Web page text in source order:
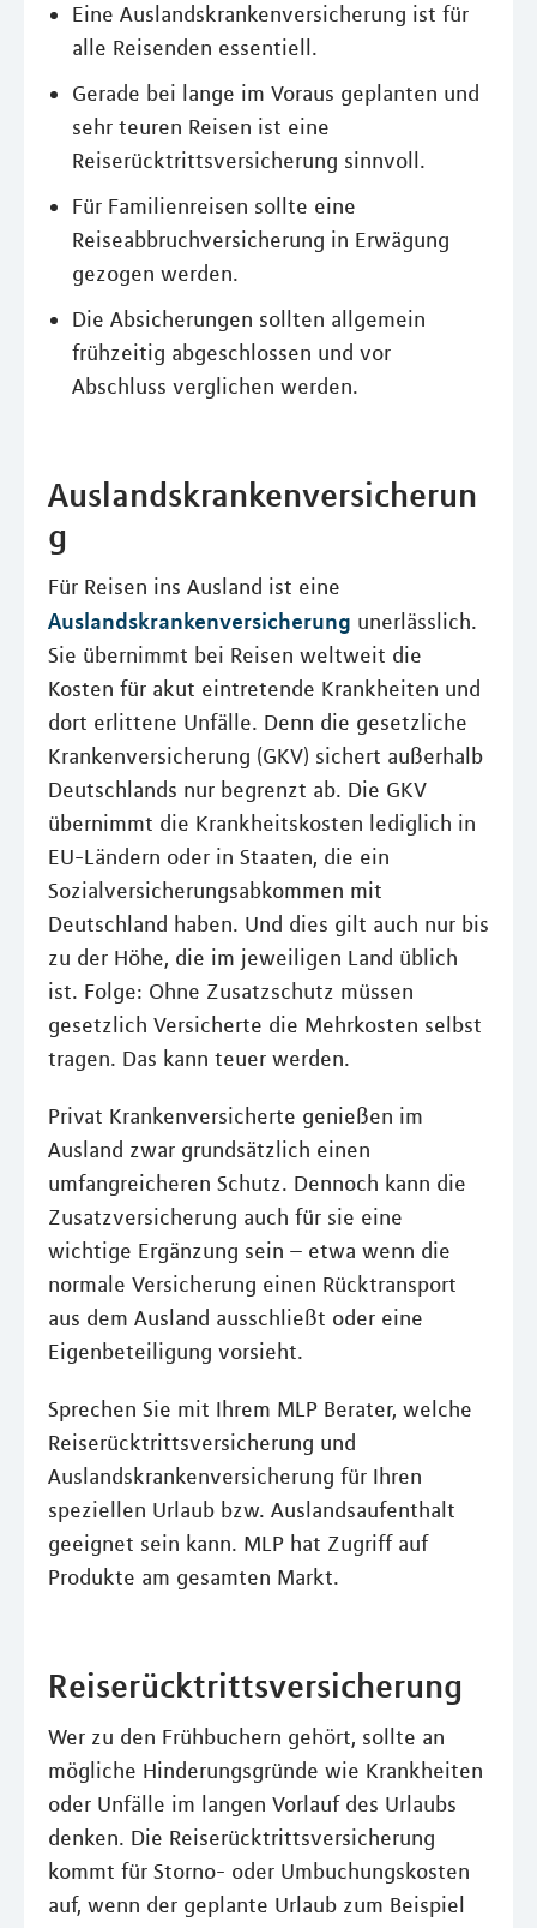
Eine Auslandskrankenversicherung ist für
alle Reisenden essentiell.
Gerade bei lange im Voraus geplanten und
sehr teuren Reisen ist eine
Reiserücktrittsversicherung sinnvoll.
Für Familienreisen sollte eine
Reiseabbruchversicherung in Erwägung
gezogen werden.
Die Absicherungen sollten allgemein
frühzeitig abgeschlossen und vor
Abschluss verglichen werden.
Auslandskrankenversicherun
g
Für Reisen ins Ausland ist eine
Auslandskrankenversicherung unerlässlich.
Sie übernimmt bei Reisen weltweit die
Kosten für akut eintretende Krankheiten und
dort erlittene Unfälle. Denn die gesetzliche
Krankenversicherung (GKV) sichert außerhalb
Deutschlands nur begrenzt ab. Die GKV
übernimmt die Krankheitskosten lediglich in
EU-Ländern oder in Staaten, die ein
Sozialversicherungsabkommen mit
Deutschland haben. Und dies gilt auch nur bis
zu der Höhe, die im jeweiligen Land üblich
ist. Folge: Ohne Zusatzschutz müssen
gesetzlich Versicherte die Mehrkosten selbst
tragen. Das kann teuer werden.
Privat Krankenversicherte genießen im
Ausland zwar grundsätzlich einen
umfangreicheren Schutz. Dennoch kann die
Zusatzversicherung auch für sie eine
wichtige Ergänzung sein – etwa wenn die
normale Versicherung einen Rücktransport
aus dem Ausland ausschließt oder eine
Eigenbeteiligung vorsieht.
Sprechen Sie mit Ihrem MLP Berater, welche
Reiserücktrittsversicherung und
Auslandskrankenversicherung für Ihren
speziellen Urlaub bzw. Auslandsaufenthalt
geeignet sein kann. MLP hat Zugriff auf
Produkte am gesamten Markt.
Reiserücktrittsversicherung
Wer zu den Frühbuchern gehört, sollte an
mögliche Hinderungsgründe wie Krankheiten
oder Unfälle im langen Vorlauf des Urlaubs
denken. Die Reiserücktrittsversicherung
kommt für Storno- oder Umbuchungskosten
auf, wenn der geplante Urlaub zum Beispiel